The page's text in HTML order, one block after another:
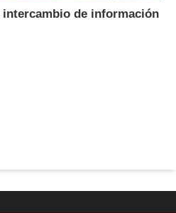
intercambio de información